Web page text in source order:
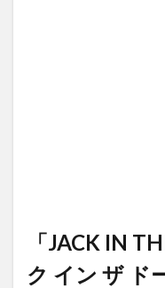
「JACK IN
ク イン ザ ド